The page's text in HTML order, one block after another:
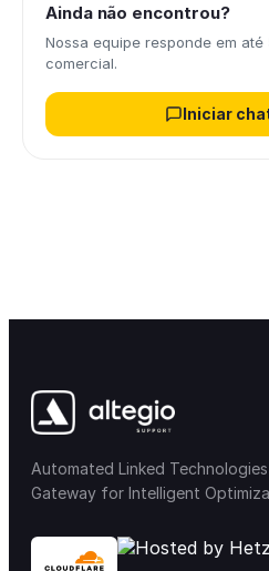
Ainda não encontrou?
Nossa equipe responde em
comercial.
Iniciar
Automated Linked
Gateway for Intelligent